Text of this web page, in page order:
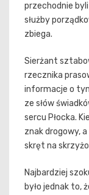
przechodnie
służby
zbiega.
Sierżant
rzecznika
informacje o
ze słów
sercu Płocka.
znak drogowy,
skręt na
Najbardziej
było jednak to,